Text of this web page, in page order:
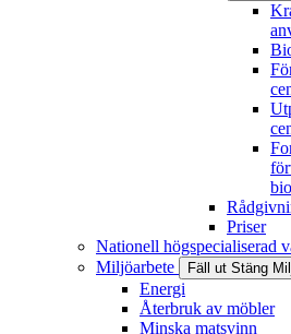
Priser
Nationell högspecialiserad
Miljöarbete
Fäll ut Stäng
Energi
Återbruk av möbler
Minska matsvinn